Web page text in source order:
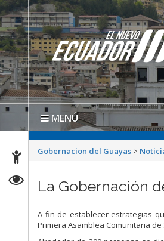
MENÚ
Gobernacion del Guayas >
La Gobernación
A fin de establecer estrategias
Primera Asamblea Comunitaria